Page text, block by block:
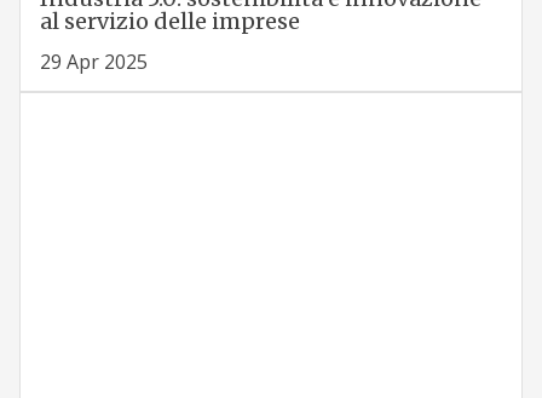
al servizio delle imprese
29 Apr 2025